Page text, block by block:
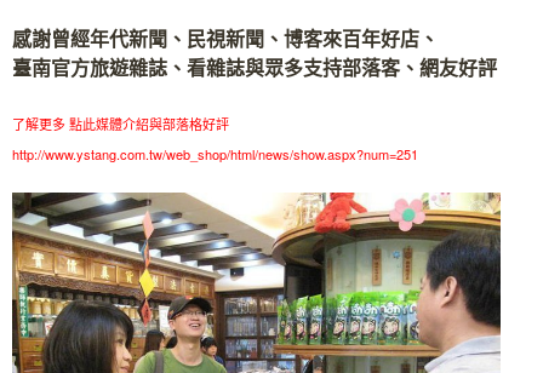
感謝曾經年代新聞、民視新聞、博客來百年好店、
臺南官方旅遊雜誌、看雜誌與眾多支持部落客、網友好評
了解更多 點此媒體介紹與部落格好評
http://www.ystang.com.tw/web_shop/html/news/show.aspx?num=251